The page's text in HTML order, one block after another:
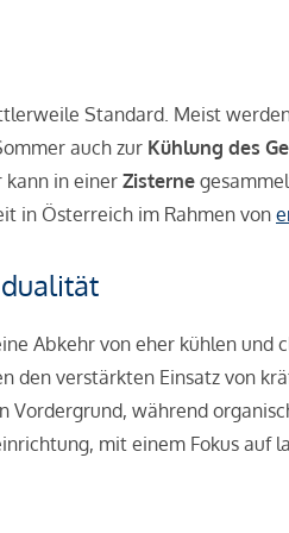
Standard. Meist
auch zur Kühlung des
kann in einer Zisterne
in Österreich im Rahmen von
Abkehr von eher kühlen und
den verstärkten Einsatz von
während
mit einem Fokus auf